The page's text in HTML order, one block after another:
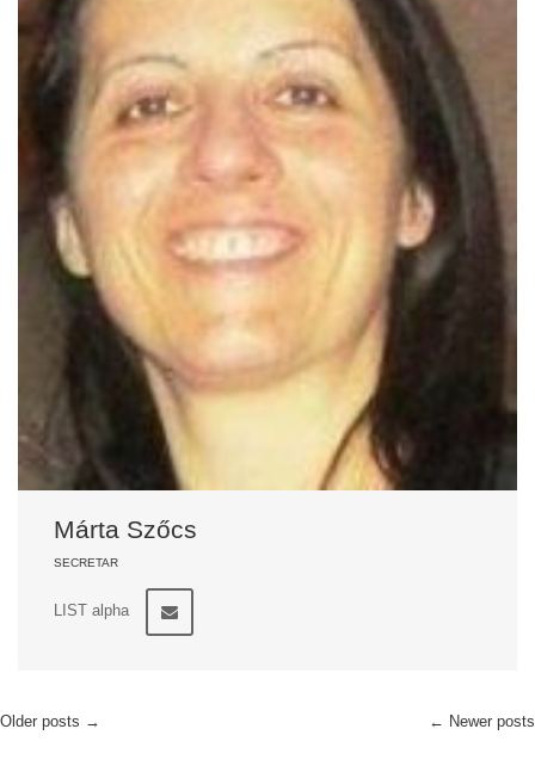
Márta Szőcs
SECRETAR
LIST alpha
Older posts → ← Newer posts